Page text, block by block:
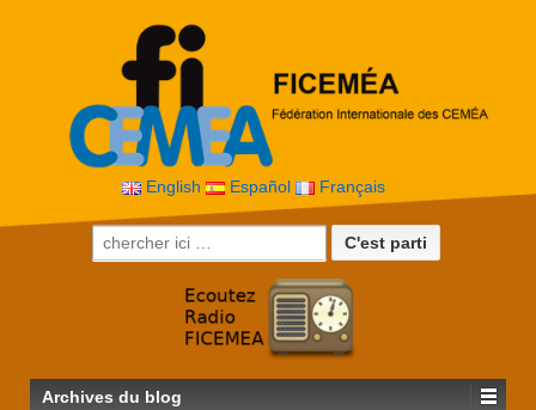
English Español Français
Recherche pour:
Archives du blog